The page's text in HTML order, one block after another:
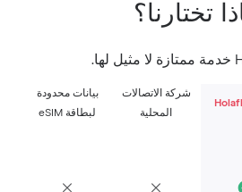
شركة الاتصالات
بيانات محدودة